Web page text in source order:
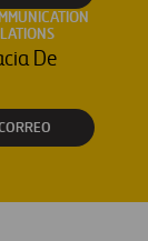
De